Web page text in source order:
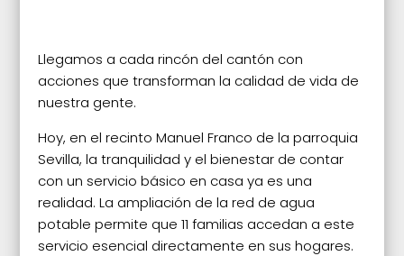
Llegamos a cada rincón del cantón con
acciones que transforman la calidad de vida de
nuestra gente.
Hoy, en el recinto Manuel Franco de la parroquia
Sevilla, la tranquilidad y el bienestar de contar
con un servicio básico en casa ya es una
realidad. La ampliación de la red de agua
potable permite que 11 familias accedan a este
servicio esencial directamente en sus hogares.